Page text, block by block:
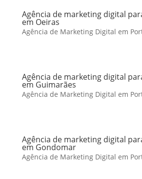
Agência de marketing digital
em Oeiras
Agência de Marketing Digital em
Agência de marketing digital
em Guimarães
Agência de Marketing Digital em
Agência de marketing digital
em Gondomar
Agência de Marketing Digital em